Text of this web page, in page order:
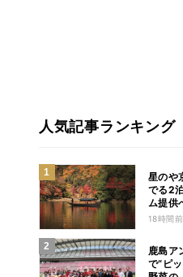
人気記事ランキング
星のや
でる2
ム提供
料理、
18時間前
鹿島ア
で“ピ